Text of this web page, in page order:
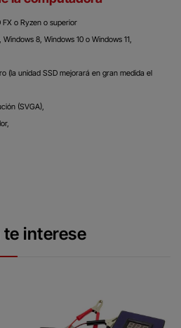
FX o Ryzen o superior
8, Windows 10 o Windows 11,
(la unidad SSD mejorará en gran medida el
(SVGA),
interese